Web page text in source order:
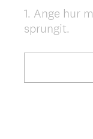
Question
Title
1. Ange hur
sprungit.